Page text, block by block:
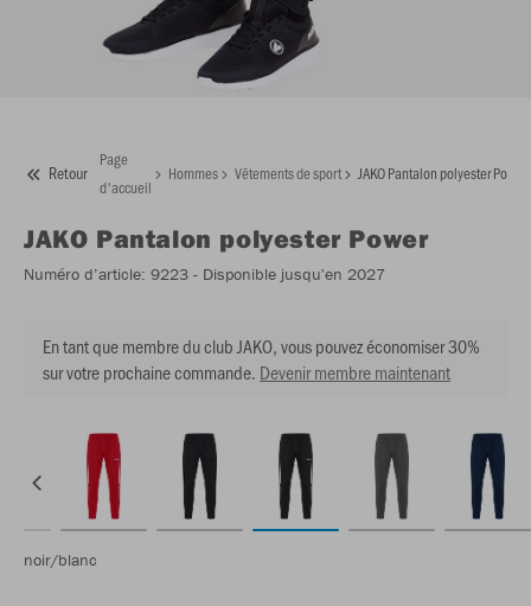
Retour
Page
d'accueil
Hommes Vêtements de sport JAKO Pantalon polyester Power
JAKO Pantalon polyester Power
Numéro d’article: 9223 - Disponible jusqu'en 2027
En tant que membre du club JAKO, vous pouvez économiser 30%
sur votre prochaine commande. Devenir membre maintenant
noir/blanc